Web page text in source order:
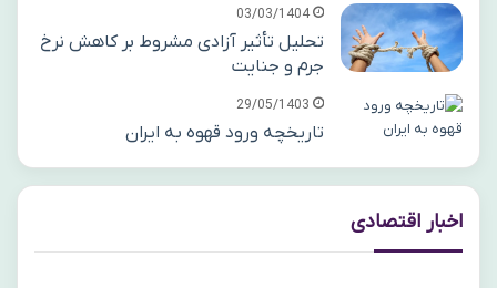
03/03/1404
تحلیل تأثیر آزادی مشروط بر کاهش نرخ
جرم و جنایت
29/05/1403
تاریخچه ورود قهوه به ایران
اخبار اقتصادی